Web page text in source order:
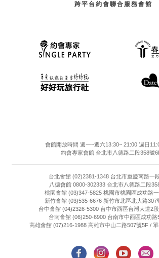
跨平台約會聯合服務會館
會館開放時間 週一~週六13:30~ 21:00 週日
約會專家會館 台北市八德路二段358號
台北會館 (02)2381-1348 台北市重慶南路一
八德會館 0800-302333 台北市八德路二段
桃園會館 (03)347-5825 桃園市桃園區成功路
新竹會館 (03)535-6676 新竹市北區北大路307
台中會館 (04)2326-5300 台中市西區台灣大道2
台南會館 (06)250-6900 台南市中西區成功路
高雄會館 (07)216-1988 高雄市中山二路507號5F / 單